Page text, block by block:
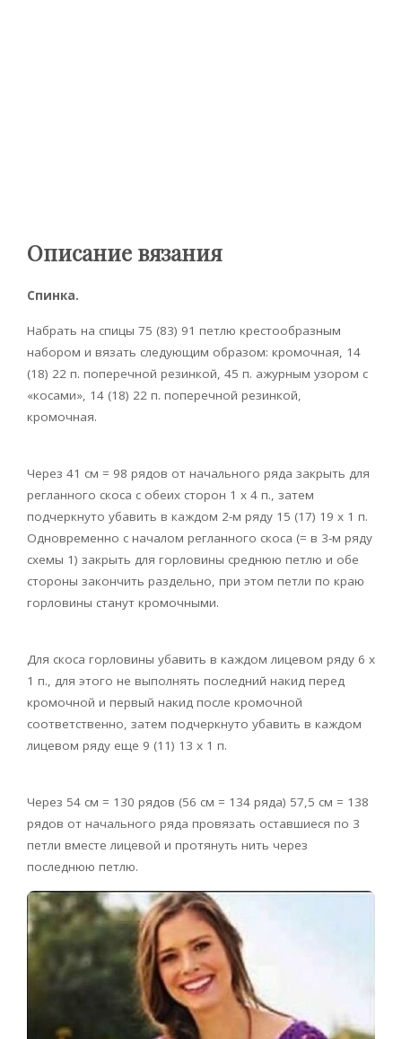
Описание вязания
Спинка.
Набрать на спицы 75 (83) 91 петлю крестообразным
набором и вязать следующим образом: кромочная, 14
(18) 22 п. поперечной резинкой, 45 п. ажурным узором с
«косами», 14 (18) 22 п. поперечной резинкой,
кромочная.
Через 41 см = 98 рядов от начального ряда закрыть для
регланного скоса с обеих сторон 1 x 4 п., затем
подчеркнуто убавить в каждом 2-м ряду 15 (17) 19 x 1 п.
Одновременно с началом регланного скоса (= в 3-м ряду
схемы 1) закрыть для горловины среднюю петлю и обе
стороны закончить раздельно, при этом петли по краю
горловины станут кромочными.
Для скоса горловины убавить в каждом лицевом ряду 6 x
1 п., для этого не выполнять последний накид перед
кромочной и первый накид после кромочной
соответственно, затем подчеркнуто убавить в каждом
лицевом ряду еще 9 (11) 13 x 1 п.
Через 54 см = 130 рядов (56 см = 134 ряда) 57,5 см = 138
рядов от начального ряда провязать оставшиеся по 3
петли вместе лицевой и протянуть нить через
последнюю петлю.